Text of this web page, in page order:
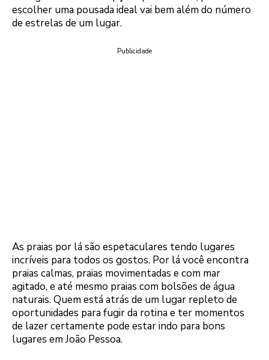
escolher uma pousada ideal vai bem além do número
de estrelas de um lugar.
Publicidade
As praias por lá são espetaculares tendo lugares
incríveis para todos os gostos. Por lá você encontra
praias calmas, praias movimentadas e com mar
agitado, e até mesmo praias com bolsões de água
naturais. Quem está atrás de um lugar repleto de
oportunidades para fugir da rotina e ter momentos
de lazer certamente pode estar indo para bons
lugares em João Pessoa.